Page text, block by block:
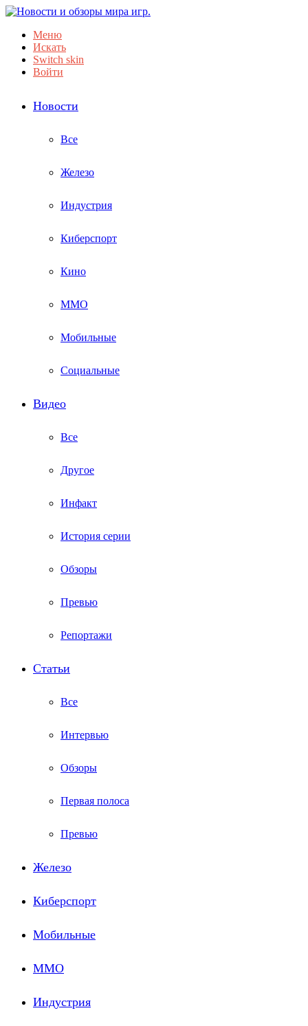
Меню
Искать
Switch skin
Войти
Новости
Все
Железо
Индустрия
Киберспорт
Кино
ММО
Мобильные
Социальные
Видео
Все
Другое
Инфакт
История серии
Обзоры
Превью
Репортажи
Статьи
Все
Интервью
Обзоры
Первая полоса
Превью
Железо
Киберспорт
Мобильные
ММО
Индустрия